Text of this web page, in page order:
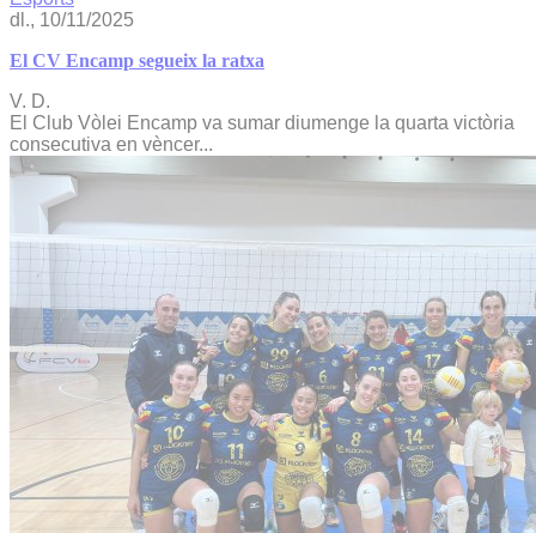
dl., 10/11/2025
El CV Encamp segueix la ratxa
V. D.
El Club Vòlei Encamp va sumar diumenge la quarta victòria
consecutiva en vèncer...